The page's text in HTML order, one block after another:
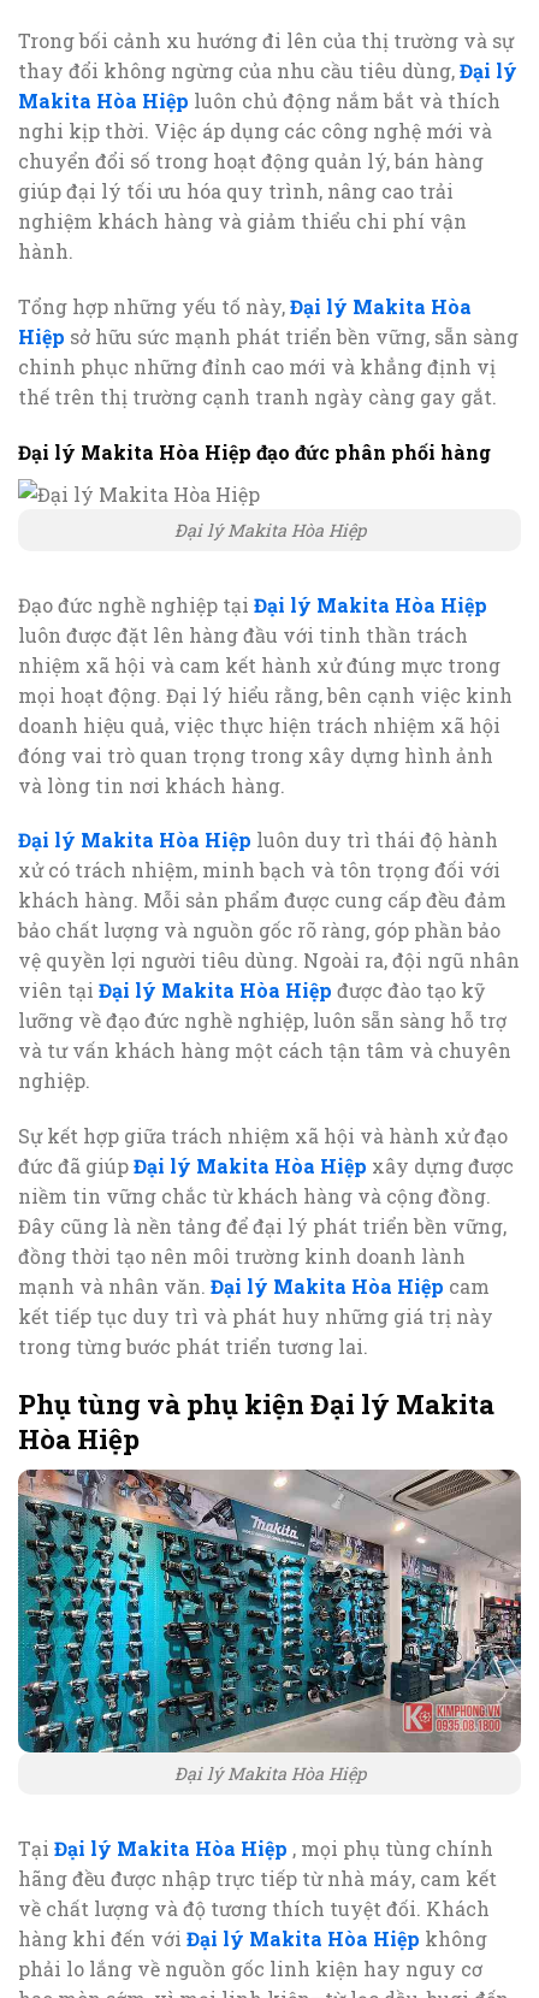
Trong bối cảnh xu hướng đi lên của thị trường và sự
thay đổi không ngừng của nhu cầu tiêu dùng,Đại lý
Makita Hòa Hiệp luôn chủ động nắm bắt và thích
nghi kịp thời. Việc áp dụng các công nghệ mới và
chuyển đổi số trong hoạt động quản lý, bán hàng
giúp đại lý tối ưu hóa quy trình, nâng cao trải
nghiệm khách hàng và giảm thiểu chi phí vận
hành.
Tổng hợp những yếu tố này,Đại lý Makita Hòa
Hiệp sở hữu sức mạnh phát triển bền vững, sẵn sàng
chinh phục những đỉnh cao mới và khẳng định vị
thế trên thị trường cạnh tranh ngày càng gay gắt.
Đại lý Makita Hòa Hiệp đạo đức phân phối hàng
Đại lý Makita Hòa Hiệp
Đạo đức nghề nghiệp tại Đại lý Makita Hòa Hiệp
luôn được đặt lên hàng đầu với tinh thần trách
nhiệm xã hội và cam kết hành xử đúng mực trong
mọi hoạt động. Đại lý hiểu rằng, bên cạnh việc kinh
doanh hiệu quả, việc thực hiện trách nhiệm xã hội
đóng vai trò quan trọng trong xây dựng hình ảnh
và lòng tin nơi khách hàng.
Đại lý Makita Hòa Hiệp luôn duy trì thái độ hành
xử có trách nhiệm, minh bạch và tôn trọng đối với
khách hàng. Mỗi sản phẩm được cung cấp đều đảm
bảo chất lượng và nguồn gốc rõ ràng, góp phần bảo
vệ quyền lợi người tiêu dùng. Ngoài ra, đội ngũ nhân
viên tại Đại lý Makita Hòa Hiệp được đào tạo kỹ
lưỡng về đạo đức nghề nghiệp, luôn sẵn sàng hỗ trợ
và tư vấn khách hàng một cách tận tâm và chuyên
nghiệp.
Sự kết hợp giữa trách nhiệm xã hội và hành xử đạo
đức đã giúpĐại lý Makita Hòa Hiệp xây dựng được
niềm tin vững chắc từ khách hàng và cộng đồng.
Đây cũng là nền tảng để đại lý phát triển bền vững,
đồng thời tạo nên môi trường kinh doanh lành
mạnh và nhân văn. Đại lý Makita Hòa Hiệp cam
kết tiếp tục duy trì và phát huy những giá trị này
trong từng bước phát triển tương lai.
Phụ tùng và phụ kiện Đại lý Makita
Hòa Hiệp
Đại lý Makita Hòa Hiệp
Tại Đại lý Makita Hòa Hiệp , mọi phụ tùng chính
hãng đều được nhập trực tiếp từ nhà máy, cam kết
về chất lượng và độ tương thích tuyệt đối. Khách
hàng khi đến với Đại lý Makita Hòa Hiệp không
phải lo lắng về nguồn gốc linh kiện hay nguy cơ